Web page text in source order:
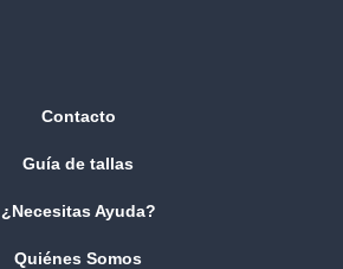
Contacto
Guía de tallas
¿Necesitas Ayuda?
Quiénes Somos